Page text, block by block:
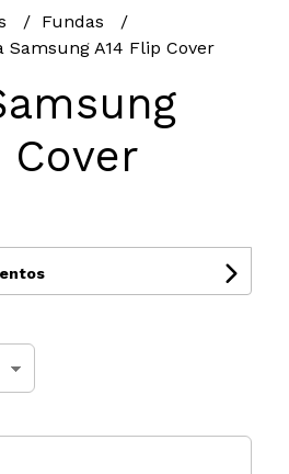
Fundas
Samsung A14 Flip Cover
Cover